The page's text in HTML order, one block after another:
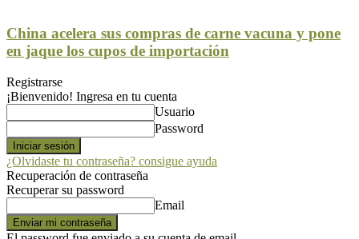
China acelera sus compras de carne vacuna y pone
en jaque los cupos de importación
Registrarse
¡Bienvenido! Ingresa en tu cuenta
Usuario
Password
¿Olvidaste tu contraseña? consigue ayuda
Recuperación de contraseña
Recuperar su password
Email